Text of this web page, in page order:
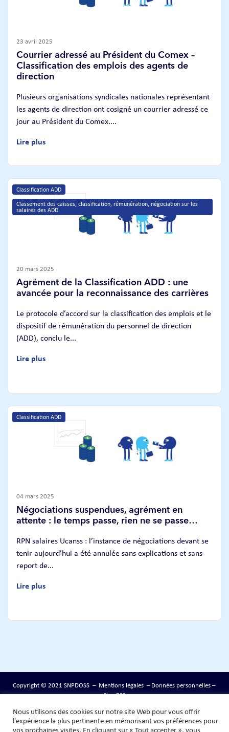
23 avril 2025
Courrier adressé au Président du Comex –
Classification des emplois des agents de
direction
Plusieurs organisations syndicales nationales représentant
les agents de direction ont cosigné un courrier adressé ce
jour au Président du Comex....
Lire plus
Classification ADD
Classement des caisses, classification, rémunération, négociation sur les
salaires des ADD
20 mars 2025
Agrément de la Classification ADD : une
avancée pour la reconnaissance des carrières
Le protocole d’accord sur la classification des emplois et le
dispositif de rémunération du personnel de direction
(ADD), conclu le...
Lire plus
Classification ADD
04 mars 2025
Négociations suspendues, agrément en
attente : le temps passe, rien ne se passe…
RPN salaires Ucanss : l’instance de négociations devant se
tenir aujourd’hui a été annulée sans explications et sans
report de...
Lire plus
Copyright © 2021 SNPDOSS – Mentions légales– Données personnelles–
Flux RSS
Nous utilisons des cookies sur notre site Web pour vous offrir
l'expérience la plus pertinente en mémorisant vos préférences pour
vos prochaines visites. En cliquant sur « Tout accepter », vous